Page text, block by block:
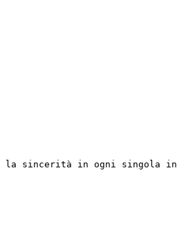
la sincerità in ogni singola